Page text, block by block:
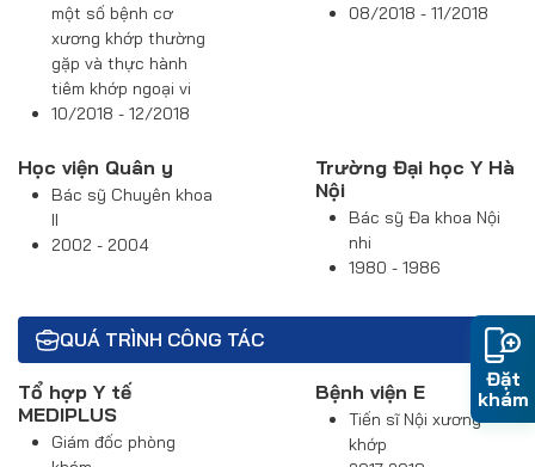
một số bệnh cơ
xương khớp thường
gặp và thực hành
tiêm khớp ngoại vi
10/2018 - 12/2018
08/2018 - 11/2018
Học viện Quân y
Bác sỹ Chuyên khoa
II
2002 - 2004
Trường Đại học Y Hà
Nội
Bác sỹ Đa khoa Nội
nhi
1980 - 1986
QUÁ TRÌNH CÔNG TÁC
Tổ hợp Y tế
MEDIPLUS
Giám đốc phòng
Bệnh viện E
Tiến sĩ Nội xương
khớp
Đặt
khám